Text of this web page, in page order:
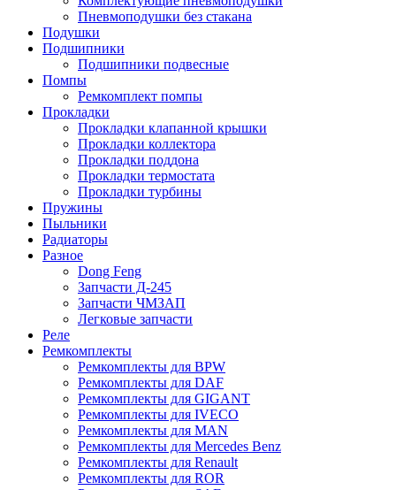
Пневмоподушки без стакана
Подушки
Подшипники
Подшипники подвесные
Помпы
Ремкомплект помпы
Прокладки
Прокладки клапанной крышки
Прокладки коллектора
Прокладки поддона
Прокладки термостата
Прокладки турбины
Пружины
Пыльники
Радиаторы
Разное
Dong Feng
Запчасти Д-245
Запчасти ЧМЗАП
Легковые запчасти
Реле
Ремкомплекты
Ремкомплекты для BPW
Ремкомплекты для DAF
Ремкомплекты для GIGANT
Ремкомплекты для IVECO
Ремкомплекты для MAN
Ремкомплекты для Mercedes Benz
Ремкомплекты для Renault
Ремкомплекты для ROR